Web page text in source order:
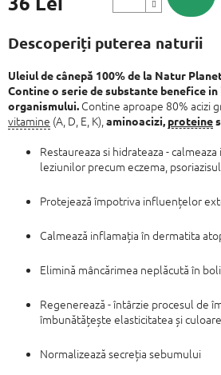
preţ:
Descoperiți puterea naturii
Uleiul de cânepă 100% de la Natur
Contine o serie de substante benefice
organismului. Contine aproape 80% acizi
vitamine (A, D, E, K), aminoacizi, proteine
Restaureaza si hidrateaza -
leziunilor precum eczema, psoriazisul
Protejează împotriva influențelor
Calmează inflamația în dermatita
Elimină mâncărimea neplăcută în
Regenerează - întârzie procesul de
îmbunătățește elasticitatea și
Normalizează secreția sebumului